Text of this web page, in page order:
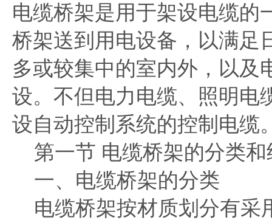
电缆桥架是用于架设电缆的
桥架送到用电设备，以满足
多或较集中的室内外，以及
设。不但电力电缆、照明电
设自动控制系统的控制电缆
第一节 电缆桥架的分类和
一、电缆桥架的分类
电缆桥架按材质划分有采